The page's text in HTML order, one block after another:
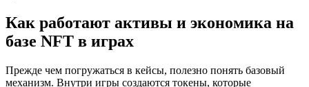
Как работают активы и экономика на
базе NFT в играх
Прежде чем погружаться в кейсы, полезно понять базовый
механизм. Внутри игры создаются токены, которые